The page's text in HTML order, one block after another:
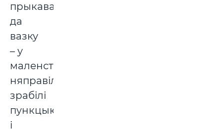
прыкаваны
да
вазку
– у
маленстве
няправільна
зрабілі
пункцыю
і